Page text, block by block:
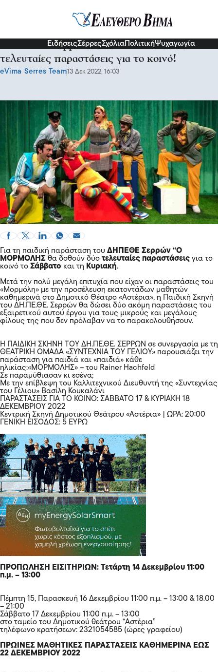
ΕιδήσειςΣέρρεςΣχόλια ΠολιτικήΨυχαγωγία
ΔΗΠΕΘΕ Σερρών – “Ο ΜΟΡΜΟΛΗΣ: Δύο
τελευταίες παραστάσεις για το κοινό!
eVima Serres Team13 Δεκ 2022, 16:03
Για τη παιδική παράσταση του ΔΗΠΕΘΕ Σερρών “Ο
ΜΟΡΜΟΛΗΣ θα δοθούν δύο τελευταίες παραστάσεις για το
κοινό το Σάββατο και τη Κυριακή.
Μετά την πολύ μεγάλη επιτυχία που είχαν οι παραστάσεις του
«Μορμόλη» με την προσέλευση εκατοντάδων μαθητών
καθημερινά στο Δημοτικό Θέατρο «Αστέρια», η Παιδική Σκηνή
του ΔΗ.ΠΕ.ΘΕ. Σερρών θα δώσει δύο ακόμη παραστάσεις του
εξαιρετικού αυτού έργου για τους μικρούς και μεγάλους
φίλους της που δεν πρόλαβαν να το παρακολουθήσουν.
Η ΠΑΙΔΙΚΗ ΣΚΗΝΗ ΤΟΥ ΔΗ.ΠΕ.ΘΕ. ΣΕΡΡΩΝ σε συνεργασία με τη
ΘΕΑΤΡΙΚΗ ΟΜΑΔΑ «ΣΥΝΤΕΧΝΙΑ ΤΟΥ ΓΕΛΙΟΥ» παρουσιάζει την
παράσταση για παιδιά και «παιδιά» κάθε
ηλικίας:«ΜΟΡΜΟΛΗΣ» – του Rainer Hachfeld
Σε παραμύθιασαν κι εσένα;
Με την επίβλεψη του Καλλιτεχνικού Διευθυντή της «Συντεχνίας
του Γέλιου» Βασίλη Κουκαλάνι
ΠΑΡΑΣΤΑΣΕΙΣ ΓΙΑ ΤΟ ΚΟΙΝΟ: ΣΑΒΒΑΤΟ 17 & ΚΥΡΙΑΚΗ 18
ΔΕΚΕΜΒΡΙΟΥ 2022
Κεντρική Σκηνή Δημοτικού Θεάτρου «Αστέρια» | ΩΡΑ: 20:00
ΓΕΝΙΚΗ ΕΙΣΟΔΟΣ: 5 ΕΥΡΩ
ΠΡΟΠΩΛΗΣΗ ΕΙΣΙΤΗΡΙΩΝ: Τετάρτη 14 Δεκεμβρίου 11:00
π.μ. – 13:00
Πέμπτη 15, Παρασκευή 16 Δεκεμβρίου 11:00 π.μ. – 13:00 & 18.00
– 21:00
Σάββατο 17 Δεκεμβρίου 11:00 π.μ. – 13:00
στο ταμείο του Δημοτικού θεάτρου “Αστέρια”
τηλέφωνο κρατήσεων: 2321054585 (ώρες γραφείου)
ΠΡΩΙΝΕΣ ΜΑΘΗΤΙΚΕΣ ΠΑΡΑΣΤΑΣΕΙΣ ΚΑΘΗΜΕΡΙΝΑ ΕΩΣ
22 ΔΕΚΕΜΒΡΙΟΥ 2022